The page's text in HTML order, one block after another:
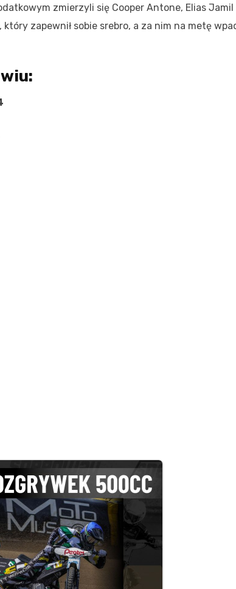
zmierzyli się Cooper Antone, Elias Jamil
zapewnił sobie srebro, a za nim na metę